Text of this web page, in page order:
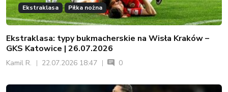
Ekstraklasa Piłka nożna
Ekstraklasa: typy bukmacherskie na Wisła Kraków –
GKS Katowice | 26.07.2026
Kamil R. 22.07.2026 18:47 0